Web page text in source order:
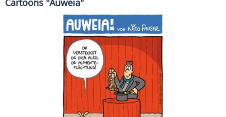
Cartoons "Auweia"